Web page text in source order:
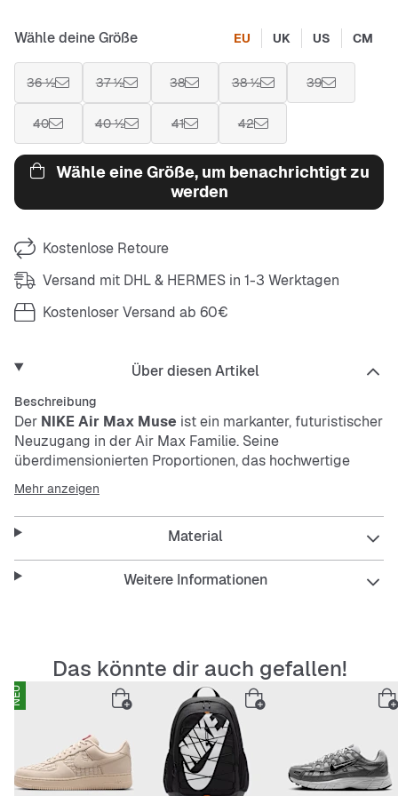
Wähle deine Größe EU UK US CM
36 ½ 37 ½ 38 38 ½ 39
40 40 ½ 41 42
Wähle eine Größe, um benachrichtigt zu
werden
Kostenlose Retoure
Versand mit DHL & HERMES in 1-3 Werktagen
Kostenloser Versand ab 60€
Über diesen Artikel
Beschreibung
Der NIKE Air Max Muse ist ein markanter, futuristischer
Neuzugang in der Air Max Familie. Seine
überdimensionierten Proportionen, das hochwertige
Finish und das unerwartet hohe Fußgewölbe bringen die
Air-Technologie, die den Namen des Schuhs inspiriert
hat, zur Geltung. Mach dich bereit. Eine neue Ära der
Ausdruckskraft beginnt. Das Obermaterial kombiniert
Kunstleder und Textil für einen strapazierfähigen,
mehrlagigen Look. Strategisch eingearbeitetes Mesh-
Features
Low-Cut
Upper-Mix
bequeme Polsterungen
Mehr anzeigen
Material
Weitere Informationen
Das könnte dir auch gefallen!
NEU